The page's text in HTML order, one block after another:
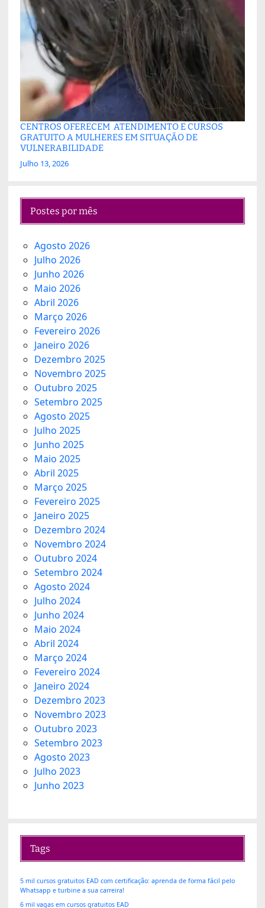
CENTROS OFERECEM ATENDIMENTO E CURSOS
GRATUITO A MULHERES EM SITUAÇÃO DE
VULNERABILIDADE
Julho 13, 2026
Postes por mês
Agosto 2026
Julho 2026
Junho 2026
Maio 2026
Abril 2026
Março 2026
Fevereiro 2026
Janeiro 2026
Dezembro 2025
Novembro 2025
Outubro 2025
Setembro 2025
Agosto 2025
Julho 2025
Junho 2025
Maio 2025
Abril 2025
Março 2025
Fevereiro 2025
Janeiro 2025
Dezembro 2024
Novembro 2024
Outubro 2024
Setembro 2024
Agosto 2024
Julho 2024
Junho 2024
Maio 2024
Abril 2024
Março 2024
Fevereiro 2024
Janeiro 2024
Dezembro 2023
Novembro 2023
Outubro 2023
Setembro 2023
Agosto 2023
Julho 2023
Junho 2023
Tags
5 mil cursos gratuitos EAD com certificação: aprenda de forma fácil pelo
Whatsapp e turbine a sua carreira!
6 mil vagas em cursos gratuitos EAD